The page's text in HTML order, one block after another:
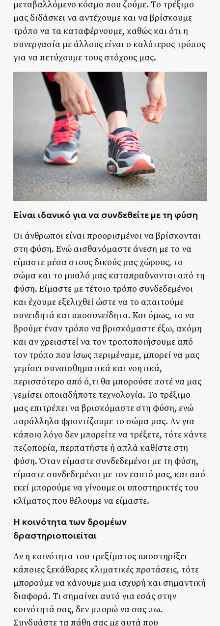
μεταβαλλόμενο κόσμο που ζούμε. Το τρέξιμο
μας διδάσκει να αντέχουμε και να βρίσκουμε
τρόπο να τα καταφέρνουμε, καθώς και ότι η
συνεργασία με άλλους είναι ο καλύτερος τρόπος
για να πετύχουμε τους στόχους μας.
Είναι ιδανικό για να συνδεθείτε με τη φύση
Οι άνθρωποι είναι προορισμένοι να βρίσκονται
στη φύση. Ενώ αισθανόμαστε άνεση με το να
είμαστε μέσα στους δικούς μας χώρους, το
σώμα και το μυαλό μας καταπραΰνονται από τη
φύση. Είμαστε με τέτοιο τρόπο συνδεδεμένοι
και έχουμε εξελιχθεί ώστε να το απαιτούμε
συνειδητά και υποσυνείδητα. Και όμως, το να
βρούμε έναν τρόπο να βρισκόμαστε έξω, ακόμη
και αν χρειαστεί να τον τροποποιήσουμε από
τον τρόπο που ίσως περιμέναμε, μπορεί να μας
γεμίσει συναισθηματικά και νοητικά,
περισσότερο από ό,τι θα μπορούσε ποτέ να μας
γεμίσει οποιαδήποτε τεχνολογία. Το τρέξιμο
μας επιτρέπει να βρισκόμαστε στη φύση, ενώ
παράλληλα φροντίζουμε το σώμα μας. Αν για
κάποιο λόγο δεν μπορείτε να τρέξετε, τότε κάντε
πεζοπορία, περπατήστε ή απλά καθίστε στη
φύση. Όταν είμαστε συνδεδεμένοι με τη φύση,
είμαστε συνδεδεμένοι με τον εαυτό μας, και από
εκεί μπορούμε να γίνουμε οι υποστηρικτές του
κλίματος που θέλουμε να είμαστε.
Η κοινότητα των δρομέων
δραστηριοποιείται
Αν η κοινότητα του τρεξίματος υποστηρίξει
κάποιες ξεκάθαρες κλιματικές προτάσεις, τότε
μπορούμε να κάνουμε μια ισχυρή και σημαντική
διαφορά. Τι σημαίνει αυτό για εσάς στην
κοινότητά σας, δεν μπορώ να σας πω.
Συνδυάστε τα πάθη σας με αυτά που